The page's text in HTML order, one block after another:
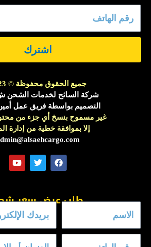
اشترك
جميع الحقوق محفوظة©
شركة السائح لخدمات الشحن
التصميم بواسطة فريق عمل أمين
غير مسموح بنسخ أي جزء من
إلا بموافقة خطية من إدارة
F
e
b
k
T
t
t
e
r
Y
u
b
e
طلب عرض سعر